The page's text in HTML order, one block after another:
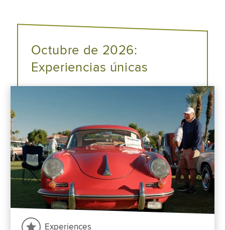
Octubre de 2026:
Experiencias únicas
Experiences